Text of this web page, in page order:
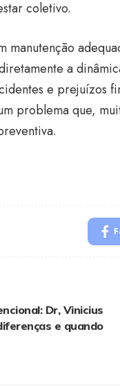
coletivo.
manutenção
a
e prejuízos
problema que,
Dr, Vinicius
e quando